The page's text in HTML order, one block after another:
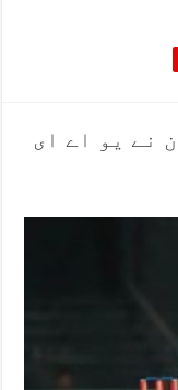
نے یو اے ای